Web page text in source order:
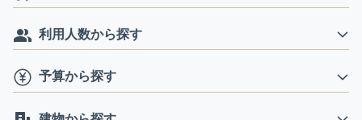
利用人数から探す
予算から探す